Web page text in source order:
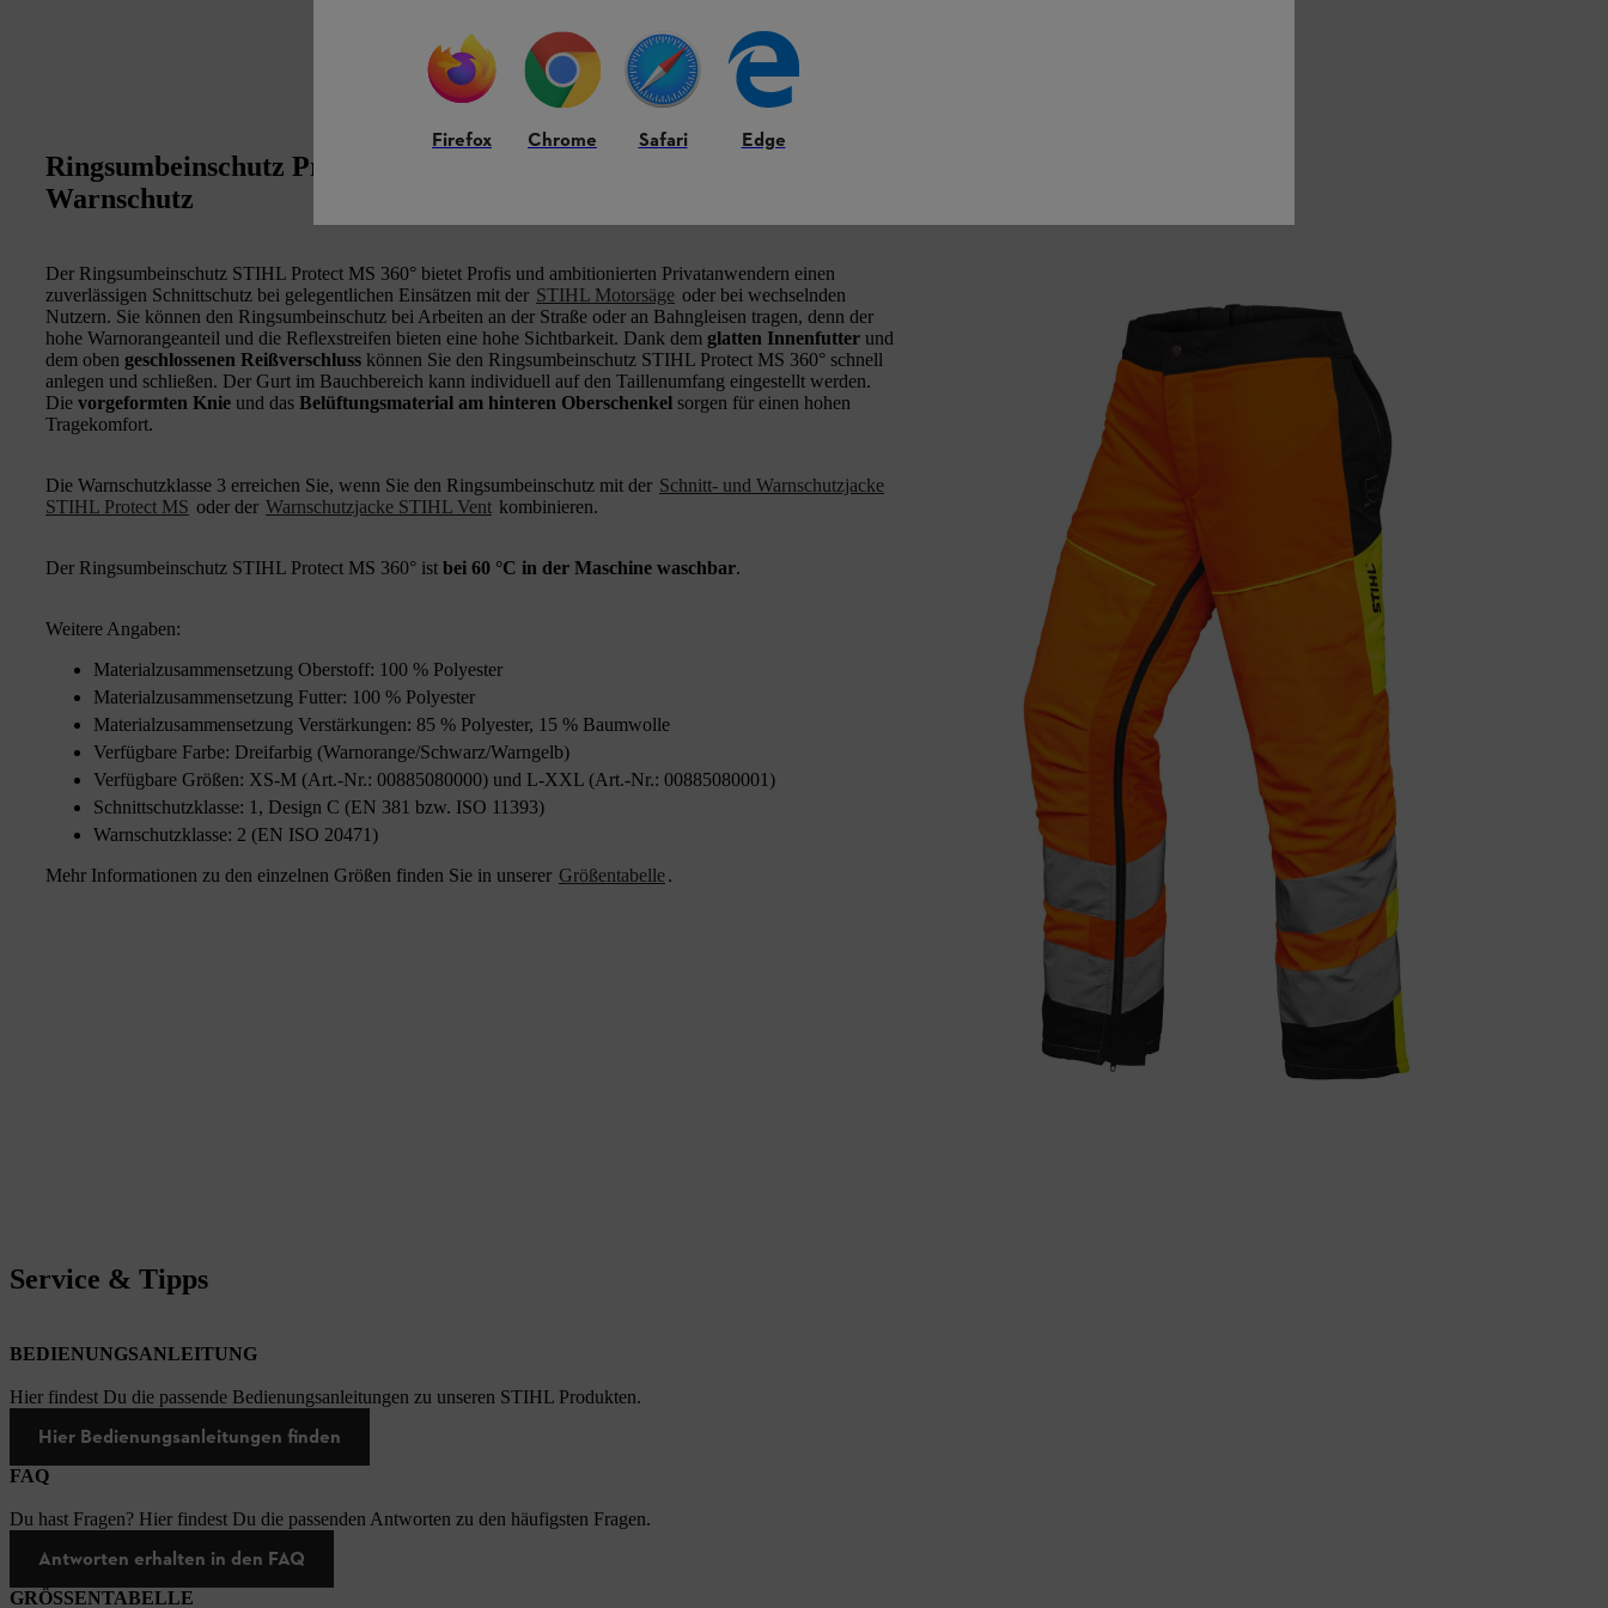
Ringsumbeinschutz Protect MS 360°: Zuverlässiger Schnitt- und
Warnschutz
Der Ringsumbeinschutz STIHL Protect MS 360° bietet Profis und ambitionierten Privatanwendern einen
zuverlässigen Schnittschutz bei gelegentlichen Einsätzen mit der STIHL Motorsäge oder bei wechselnden
Nutzern. Sie können den Ringsumbeinschutz bei Arbeiten an der Straße oder an Bahngleisen tragen, denn der
hohe Warnorangeanteil und die Reflexstreifen bieten eine hohe Sichtbarkeit. Dank dem glatten Innenfutter und
dem oben geschlossenen Reißverschluss können Sie den Ringsumbeinschutz STIHL Protect MS 360° schnell
anlegen und schließen. Der Gurt im Bauchbereich kann individuell auf den Taillenumfang eingestellt werden.
Die vorgeformten Knie und das Belüftungsmaterial am hinteren Oberschenkel sorgen für einen hohen
Tragekomfort.
Die Warnschutzklasse 3 erreichen Sie, wenn Sie den Ringsumbeinschutz mit der Schnitt- und Warnschutzjacke
STIHL Protect MS oder der Warnschutzjacke STIHL Vent kombinieren.
Der Ringsumbeinschutz STIHL Protect MS 360° ist bei 60 °C in der Maschine waschbar.
Weitere Angaben:
Materialzusammensetzung Oberstoff: 100 % Polyester
Materialzusammensetzung Futter: 100 % Polyester
Materialzusammensetzung Verstärkungen: 85 % Polyester, 15 % Baumwolle
Verfügbare Farbe: Dreifarbig (Warnorange/Schwarz/Warngelb)
Verfügbare Größen: XS-M (Art.-Nr.: 00885080000) und L-XXL (Art.-Nr.: 00885080001)
Schnittschutzklasse: 1, Design C (EN 381 bzw. ISO 11393)
Warnschutzklasse: 2 (EN ISO 20471)
Mehr Informationen zu den einzelnen Größen finden Sie in unserer Größentabelle.
Service & Tipps
BEDIENUNGSANLEITUNG
Hier findest Du die passende Bedienungsanleitungen zu unseren STIHL Produkten.
Hier Bedienungsanleitungen finden
FAQ
Du hast Fragen? Hier findest Du die passenden Antworten zu den häufigsten Fragen.
Antworten erhalten in den FAQ
GRÖSSENTABELLE
Firefox Chrome Safari Edge